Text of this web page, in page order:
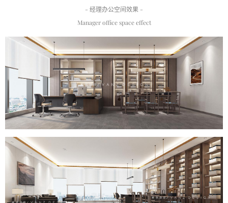
- 经理办公空间效果 -
Manager office space effect